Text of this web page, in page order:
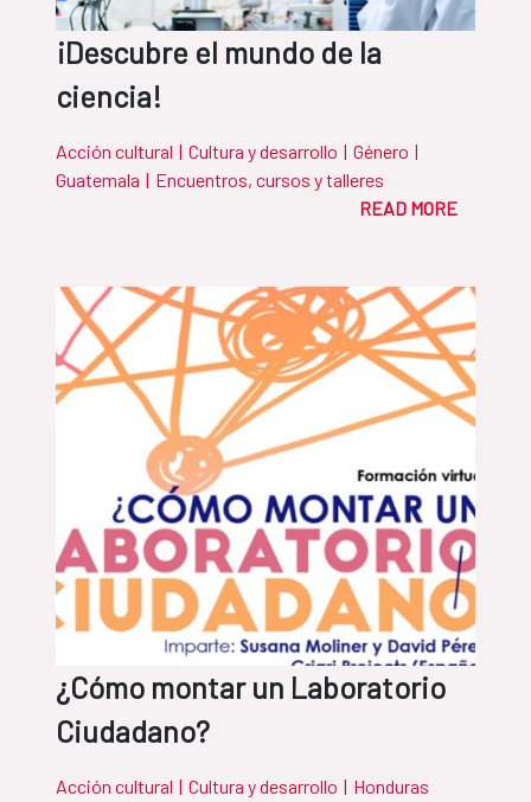
¡Descubre el mundo de la
ciencia!
Acción cultural | Cultura y desarrollo | Género |
Guatemala | Encuentros, cursos y talleres
READ MORE
¿Cómo montar un Laboratorio
Ciudadano?
Acción cultural | Cultura y desarrollo | Honduras